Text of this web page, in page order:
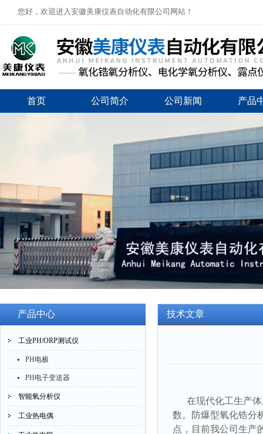
您好，欢迎进入安徽美康仪表自动化有限公司网站！
首页 公司简介 公司新闻 产品
产品中心
工业PH/ORP测试仪
PH电极
PH电子变送器
智能氧分析仪
工业热电偶
技术文章
在现代化工生产
数。防爆型氧化锆分
点，目前我公司生产